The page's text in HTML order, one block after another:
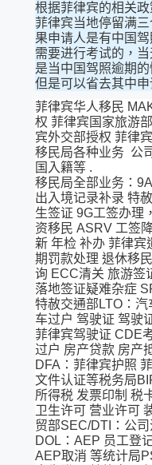
根据菲律宾的相关
菲律宾当地停留满
果申请人是有中国
需要进行考试的，
是当中国驾照逾期
但是可以省去其中
菲律宾华人移民
权 菲律宾国家旅游
宾外交部授权 菲律
移民局各种业务 公
国入籍等 .
移民局全部业务：
出入境记录补录 特
生签证 9G工签办理
资移民 ASRV 工签
新 年检 补办 菲律宾
期罚款处理 退休移
询 ECC清关 旅游签
落地签证疑难杂症
特赦交通部LTO：
车过户 驾驶证 驾驶
菲律宾驾驶证 CDE
过户 房产贷款 房产
DFA：菲律宾护照
文件认证等税务局
所得税 发票印制 税
卫生许可 营业许可
贸部SEC/DTI：公
DOL：AEP 员工登
AEP取消 等统计局